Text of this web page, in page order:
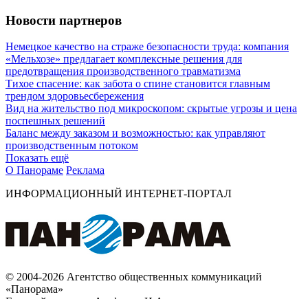
Новости партнеров
Немецкое качество на страже безопасности труда: компания
«Мельхозе» предлагает комплексные решения для
предотвращения производственного травматизма
Тихое спасение: как забота о спине становится главным
трендом здоровьесбережения
Вид на жительство под микроскопом: скрытые угрозы и цена
поспешных решений
Баланс между заказом и возможностью: как управляют
производственным потоком
Показать ещё
О Панораме Реклама
ИНФОРМАЦИОННЫЙ ИНТЕРНЕТ-ПОРТАЛ
© 2004-2026 Агентство общественных коммуникаций
«Панорама»